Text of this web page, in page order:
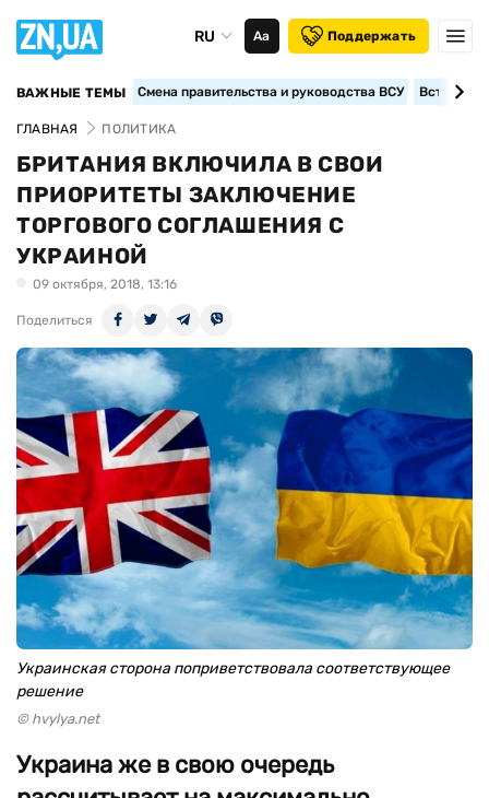
RU Аа Поддержать
ВАЖНЫЕ ТЕМЫ Смена правительства и руководства ВСУ
ГЛАВНАЯ ПОЛИТИКА
БРИТАНИЯ ВКЛЮЧИЛА В СВОИ
ПРИОРИТЕТЫ ЗАКЛЮЧЕНИЕ
ТОРГОВОГО СОГЛАШЕНИЯ С
УКРАИНОЙ
09 октября, 2018, 13:16
Поделиться
Украинская сторона поприветствовала соответствующее
решение
© hvylya.net
Украина же в свою очередь